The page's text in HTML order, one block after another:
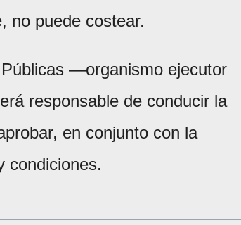
no puede costear.
—organismo ejecutor
responsable de conducir la
en conjunto con la
condiciones.